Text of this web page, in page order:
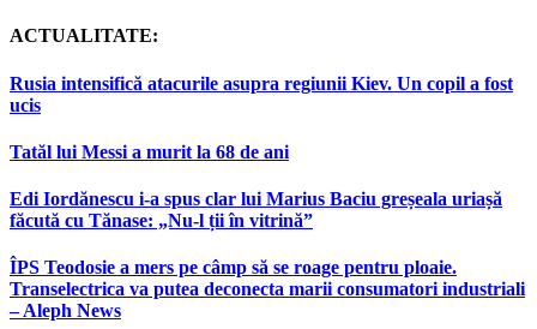
ACTUALITATE:
Rusia intensifică atacurile asupra regiunii Kiev. Un copil a fost
ucis
Tatăl lui Messi a murit la 68 de ani
Edi Iordănescu i-a spus clar lui Marius Baciu greșeala uriașă
făcută cu Tănase: „Nu-l ții în vitrină”
ÎPS Teodosie a mers pe câmp să se roage pentru ploaie.
Transelectrica va putea deconecta marii consumatori industriali
– Aleph News